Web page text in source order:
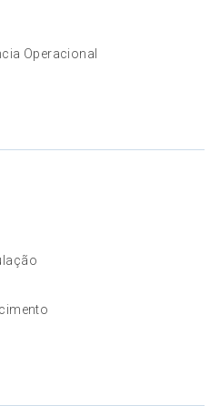
Operacional